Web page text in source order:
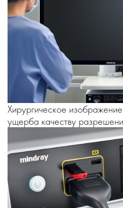
Хирургическое
ущерба качеству